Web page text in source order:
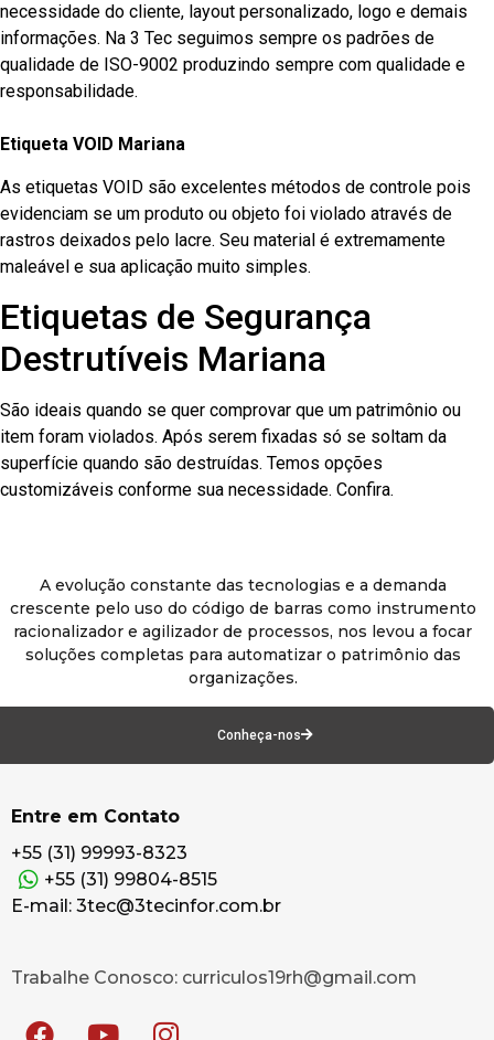
necessidade do cliente, layout personalizado, logo e demais
informações. Na 3 Tec seguimos sempre os padrões de
qualidade de ISO-9002 produzindo sempre com qualidade e
responsabilidade.
Etiqueta VOID Mariana
As etiquetas VOID são excelentes métodos de controle pois
evidenciam se um produto ou objeto foi violado através de
rastros deixados pelo lacre. Seu material é extremamente
maleável e sua aplicação muito simples.
Etiquetas de Segurança
Destrutíveis Mariana
São ideais quando se quer comprovar que um patrimônio ou
item foram violados. Após serem fixadas só se soltam da
superfície quando são destruídas. Temos opções
customizáveis conforme sua necessidade. Confira.
A evolução constante das tecnologias e a demanda
crescente pelo uso do código de barras como instrumento
racionalizador e agilizador de processos, nos levou a focar
soluções completas para automatizar o patrimônio das
organizações.
Conheça-nos
Entre em Contato
+55 (31) 99993-8323
+55 (31) 99804-8515
E-mail: 3tec@3tecinfor.com.br
Trabalhe Conosco: curriculos19rh@gmail.com